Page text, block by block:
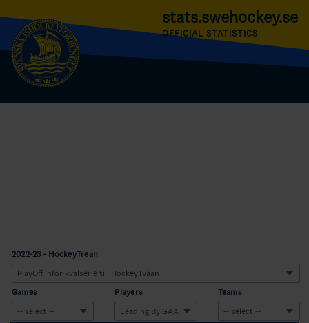
stats.swehockey.se
OFFICIAL STATISTICS
2022-23 - HockeyTrean
Games Players Teams